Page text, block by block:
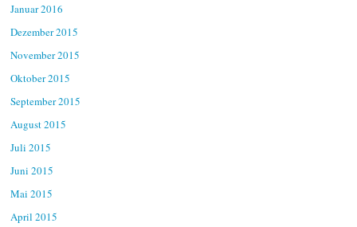
Januar 2016
Dezember 2015
November 2015
Oktober 2015
September 2015
August 2015
Juli 2015
Juni 2015
Mai 2015
April 2015